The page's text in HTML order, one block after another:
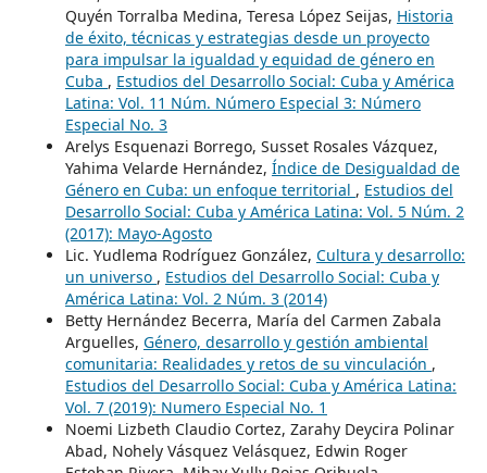
Quyén Torralba Medina, Teresa López Seijas, Historia
de éxito, técnicas y estrategias desde un proyecto
para impulsar la igualdad y equidad de género en
Cuba , Estudios del Desarrollo Social: Cuba y América
Latina: Vol. 11 Núm. Número Especial 3: Número
Especial No. 3
Arelys Esquenazi Borrego, Susset Rosales Vázquez,
Yahima Velarde Hernández, Índice de Desigualdad de
Género en Cuba: un enfoque territorial , Estudios del
Desarrollo Social: Cuba y América Latina: Vol. 5 Núm. 2
(2017): Mayo-Agosto
Lic. Yudlema Rodríguez González, Cultura y desarrollo:
un universo , Estudios del Desarrollo Social: Cuba y
América Latina: Vol. 2 Núm. 3 (2014)
Betty Hernández Becerra, María del Carmen Zabala
Arguelles, Género, desarrollo y gestión ambiental
comunitaria: Realidades y retos de su vinculación ,
Estudios del Desarrollo Social: Cuba y América Latina:
Vol. 7 (2019): Numero Especial No. 1
Noemi Lizbeth Claudio Cortez, Zarahy Deycira Polinar
Abad, Nohely Vásquez Velásquez, Edwin Roger